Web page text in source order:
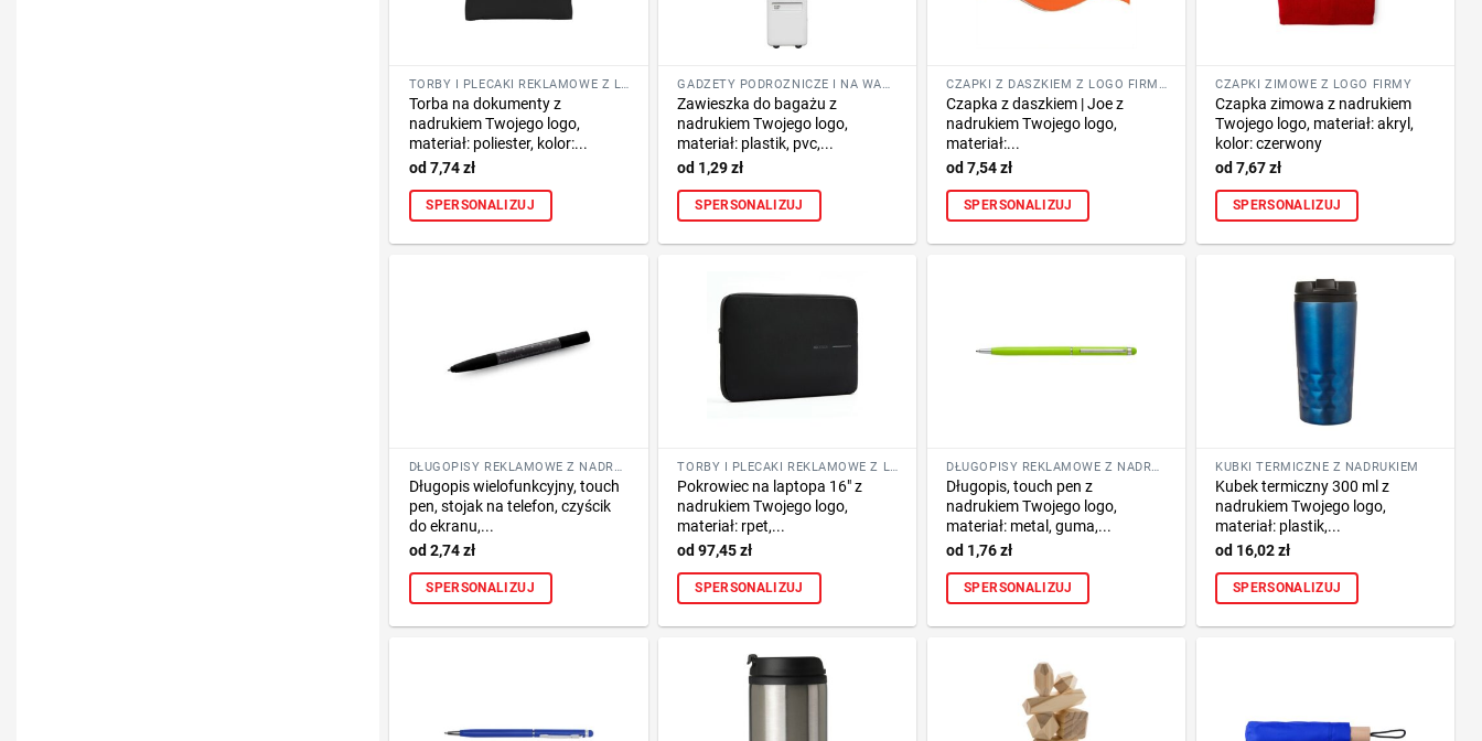
TORBY I PLECAKI REKLAMOWE Z LOGO FIRMY
Torba na dokumenty z
nadrukiem Twojego logo,
materiał: poliester, kolor:...
7,74zł
SPERSONALIZUJ
GADŻETY PODRÓŻNICZE I NA WAKACJE
Zawieszka do bagażu z
nadrukiem Twojego logo,
materiał: plastik, pvc,...
1,29zł
SPERSONALIZUJ
CZAPKI Z DASZKIEM Z LOGO FIRMY
Czapka z daszkiem | Joe z
nadrukiem Twojego logo,
materiał:...
7,54zł
SPERSONALIZUJ
CZAPKI ZIMOWE Z LOGO FIRMY
Czapka zimowa z nadrukiem
Twojego logo, materiał: akryl,
kolor: czerwony
7,67zł
SPERSONALIZUJ
DŁUGOPISY REKLAMOWE Z NADRUKIEM LOGO FIRMY
Długopis wielofunkcyjny, touch
pen, stojak na telefon, czyścik
do ekranu,...
2,74zł
SPERSONALIZUJ
TORBY I PLECAKI REKLAMOWE Z LOGO FIRMY
Pokrowiec na laptopa 16″ z
nadrukiem Twojego logo,
materiał: rpet,...
97,45zł
SPERSONALIZUJ
DŁUGOPISY REKLAMOWE Z NADRUKIEM LOGO FIRMY
Długopis, touch pen z
nadrukiem Twojego logo,
materiał: metal, guma,...
1,76zł
SPERSONALIZUJ
KUBKI TERMICZNE Z NADRUKIEM
Kubek termiczny 300 ml z
nadrukiem Twojego logo,
materiał: plastik,...
16,02zł
SPERSONALIZUJ